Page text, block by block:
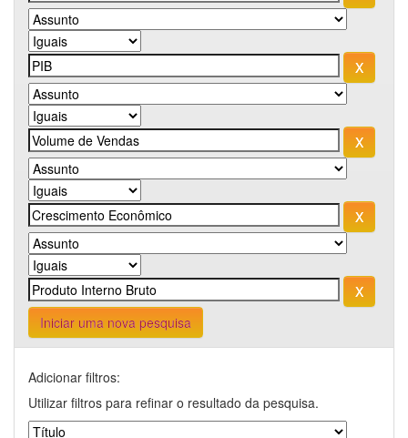
Iniciar uma nova pesquisa
Adicionar filtros:
Utilizar filtros para refinar o resultado da pesquisa.